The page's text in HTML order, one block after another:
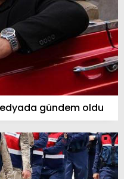
gündem oldu